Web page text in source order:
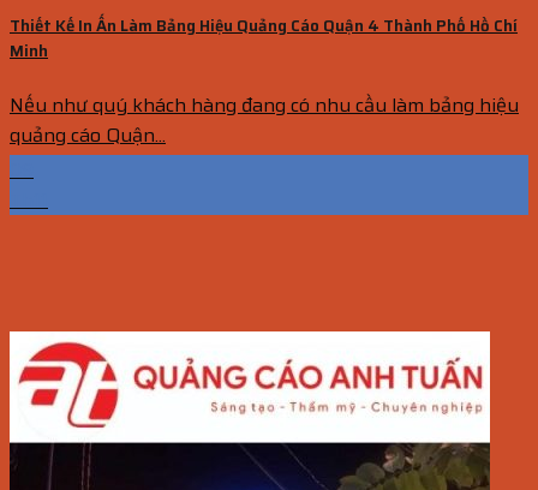
Thiết Kế In Ấn Làm Bảng Hiệu Quảng Cáo Quận 4 Thành Phố Hồ Chí
Minh
Nếu như quý khách hàng đang có nhu cầu làm bảng hiệu
quảng cáo Quận...
09
Th11